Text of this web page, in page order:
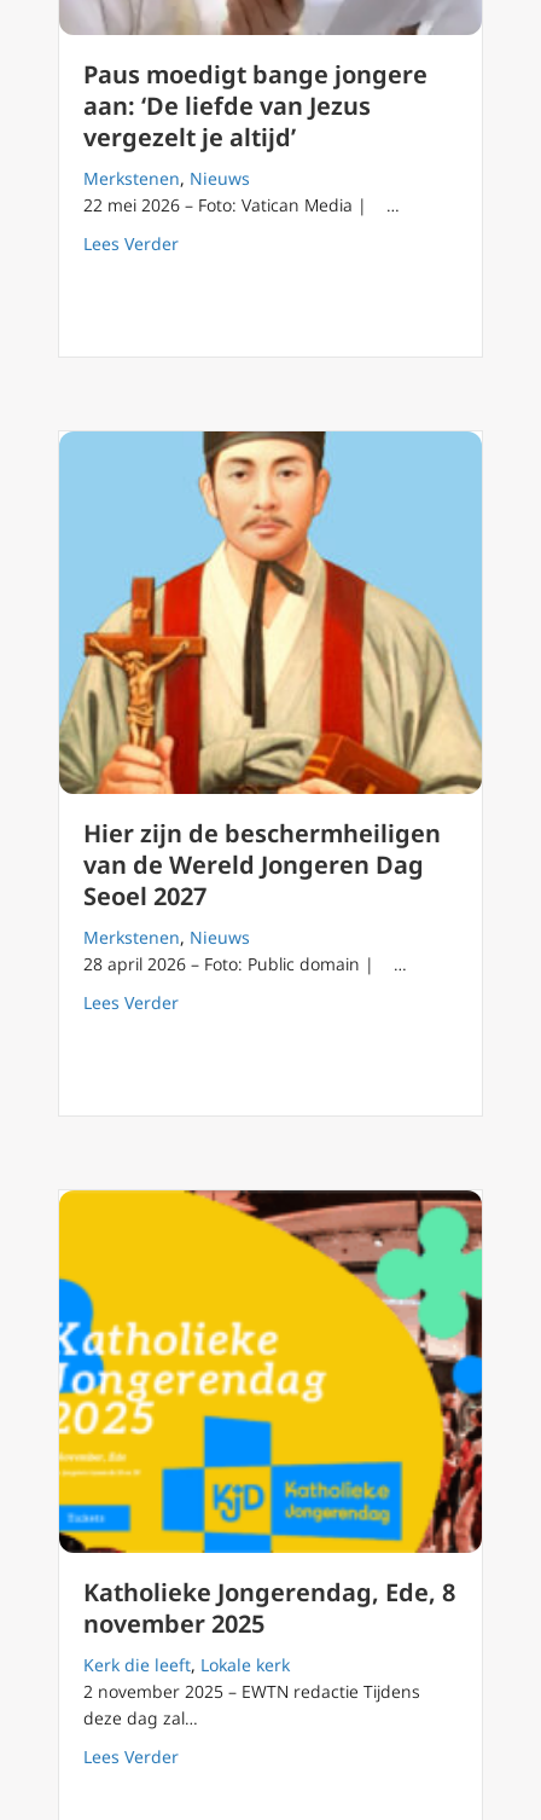
Paus moedigt bange jongere
aan: ‘De liefde van Jezus
vergezelt je altijd’
Merkstenen, Nieuws
22 mei 2026 – Foto: Vatican Media | …
Lees Verderabout Paus moedigt bange jongere aan:
Hier zijn de beschermheiligen
van de Wereld Jongeren Dag
Seoel 2027
Merkstenen, Nieuws
28 april 2026 – Foto: Public domain | …
Lees Verderabout Hier zijn de beschermheiligen van de
Katholieke Jongerendag, Ede, 8
november 2025
Kerk die leeft, Lokale kerk
2 november 2025 – EWTN redactie Tijdens
deze dag zal…
Lees Verderabout Katholieke Jongerendag, Ede, 8